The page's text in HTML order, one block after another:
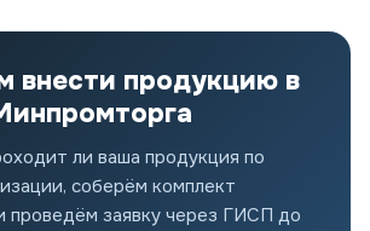
внести продукцию в
ли ваша продукция по
соберём комплект
проведём заявку через ГИСП до